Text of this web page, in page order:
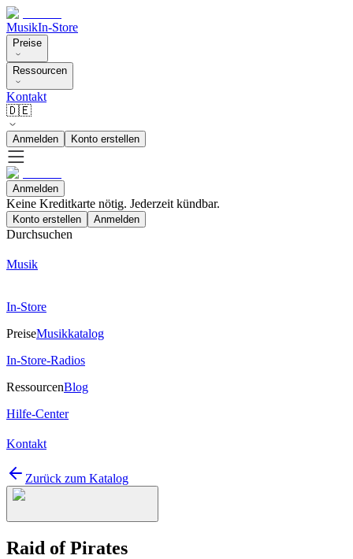
MusikIn-Store
Preise
Ressourcen
Kontakt
🇩🇪
Anmelden Konto erstellen
Anmelden
Keine Kreditkarte nötig. Jederzeit kündbar.
Konto erstellen Anmelden
Durchsuchen
Musik
In-Store
PreiseMusikkatalog
In-Store-Radios
RessourcenBlog
Hilfe-Center
Kontakt
Zurück zum Katalog
Raid of Pirates